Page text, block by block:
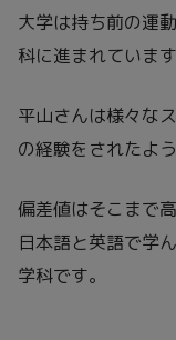
大学は持ち前の運
科に進まれています
平山さんは様々な
の経験をされたよう
偏差値はそこまで
日本語と英語で学
学科です。